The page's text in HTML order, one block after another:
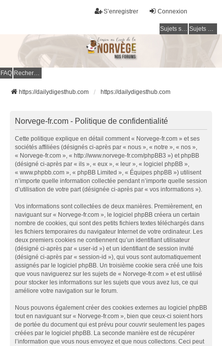
Connexion
S’enregistrer
Sujets sans réponse Sujets actifs
FAQ Rechercher
https://dailydigesthub.com https://dailydigesthub.com
Norvege-fr.com - Politique de confidentialité
Cette politique explique en détail comment « Norvege-fr.com » et ses
sociétés affiliées (désignés ci-après par « nous », « notre », « nos »,
« Norvege-fr.com », « http://www.norvege-fr.com/phpBB3 ») et phpBB
(désigné ci-après par « ils », « eux », « leur », « logiciel phpBB »,
« www.phpbb.com », « phpBB Limited », « Équipes phpBB ») utilisent
n’importe quelle information collectée pendant n’importe quelle session
d’utilisation de votre part (désignée ci-après par « vos informations »).
Vos informations sont collectées de deux manières. Premièrement, en
naviguant sur « Norvege-fr.com », le logiciel phpBB créera un certain
nombre de cookies, qui sont des petits fichiers textes téléchargés dans
les fichiers temporaires du navigateur Internet de votre ordinateur. Les
deux premiers cookies ne contiennent qu’un identifiant utilisateur
(désigné ci-après par « user-id ») et un identifiant de session invité
(désigné ci-après par « session-id »), qui vous sont automatiquement
assignés par le logiciel phpBB. Un troisième cookie sera créé une fois
que vous naviguerez sur les sujets de « Norvege-fr.com » et est utilisé
pour stocker les informations sur les sujets que vous avez lus, ce qui
améliore votre navigation sur le forum.
Nous pouvons également créer des cookies externes au logiciel phpBB
tout en naviguant sur « Norvege-fr.com », bien que ceux-ci soient hors
de portée du document qui est prévu pour couvrir seulement les pages
créées par le logiciel phpBB. La seconde manière est de récupérer
l’information que vous nous envoyez et que nous collectons. Ceci peut